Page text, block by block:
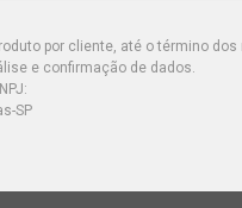
por cliente, até o término
e confirmação de dados.
SP